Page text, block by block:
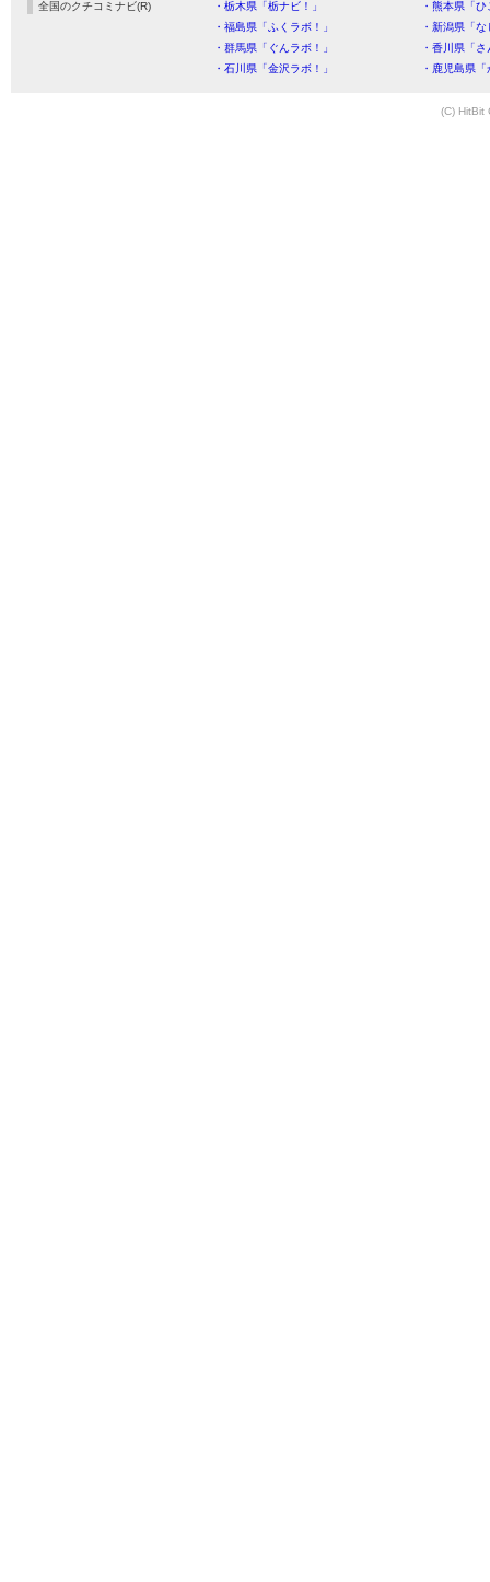
全国のクチコミナビ(R) ・栃木県「栃ナビ！」
・熊本県「
・福島県「ふくラボ！」
・新潟県「
・群馬県「ぐんラボ！」
・香川県「
・石川県「金沢ラボ！」
・鹿児島県
(C) HitBit